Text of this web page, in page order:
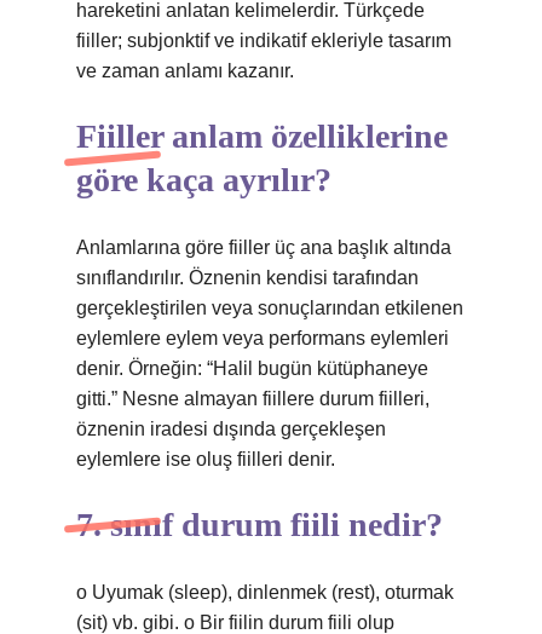
hareketini anlatan kelimelerdir. Türkçede
fiiller; subjonktif ve indikatif ekleriyle tasarım
ve zaman anlamı kazanır.
Fiiller anlam özelliklerine
göre kaça ayrılır?
Anlamlarına göre fiiller üç ana başlık altında
sınıflandırılır. Öznenin kendisi tarafından
gerçekleştirilen veya sonuçlarından etkilenen
eylemlere eylem veya performans eylemleri
denir. Örneğin: “Halil bugün kütüphaneye
gitti.” Nesne almayan fiillere durum fiilleri,
öznenin iradesi dışında gerçekleşen
eylemlere ise oluş fiilleri denir.
7. sınıf durum fiili nedir?
o Uyumak (sleep), dinlenmek (rest), oturmak
(sit) vb. gibi. o Bir fiilin durum fiili olup